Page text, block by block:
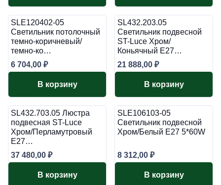
SLE120402-05
Светильник потолочный
темно-коричневый/
темно-ко…
6 704,00 ₽
В корзину
SL432.203.05
Светильник подвесной
ST-Luce Хром/
Коньячный E27…
21 888,00 ₽
В корзину
SL432.703.05 Люстра
подвесная ST-Luce
Хром/Перламутровый
E27…
37 480,00 ₽
В корзину
SLE106103-05
Светильник подвесной
Хром/Белый E27 5*60W
8 312,00 ₽
В корзину